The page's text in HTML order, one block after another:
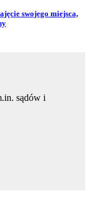
swojego miejsca,
sądów i